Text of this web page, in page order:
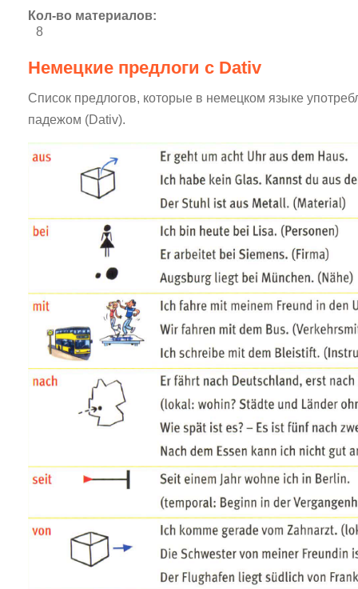
Кол-во материалов:
8
Немецкие предлоги c Dativ
Список предлогов, которые в немецком языке
падежом (Dativ).